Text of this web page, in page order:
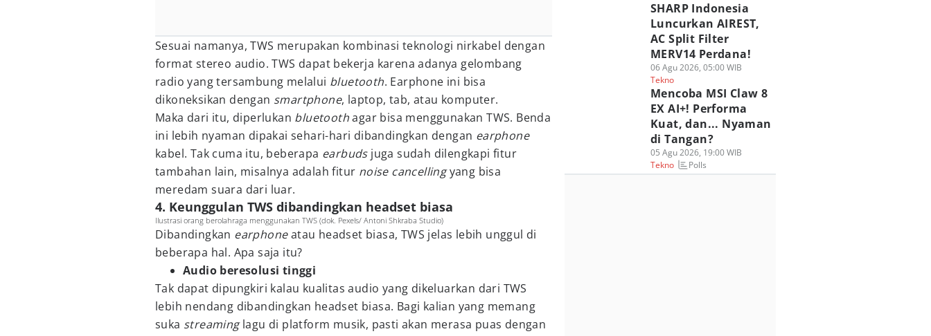
Sesuai namanya, TWS merupakan kombinasi teknologi nirkabel dengan
format stereo audio. TWS dapat bekerja karena adanya gelombang
radio yang tersambung melalui bluetooth. Earphone ini bisa
dikoneksikan dengan smartphone, laptop, tab, atau komputer.
Maka dari itu, diperlukan bluetoothagar bisa menggunakan TWS. Benda
ini lebih nyaman dipakai sehari-hari dibandingkan dengan earphone
kabel. Tak cuma itu, beberapa earbudsjuga sudah dilengkapi fitur
tambahan lain, misalnya adalah fitur noise cancellingyang bisa
meredam suara dari luar.
4. Keunggulan TWS dibandingkan headset biasa
Ilustrasi orang berolahraga menggunakan TWS (dok. Pexels/ Antoni Shkraba Studio)
Dibandingkan earphoneatau headset biasa, TWS jelas lebih unggul di
beberapa hal. Apa saja itu?
Audio beresolusi tinggi
Tak dapat dipungkiri kalau kualitas audio yang dikeluarkan dari TWS
lebih nendang dibandingkan headset biasa. Bagi kalian yang memang
suka streaminglagu di platform musik, pasti akan merasa puas dengan
SHARP Indonesia
Luncurkan AIREST,
AC Split Filter
MERV14 Perdana!
06 Agu 2026, 05:00 WIB
Tekno
Mencoba MSI Claw 8
EX AI+! Performa
Kuat, dan... Nyaman
di Tangan?
05 Agu 2026, 19:00 WIB
Tekno
Polls